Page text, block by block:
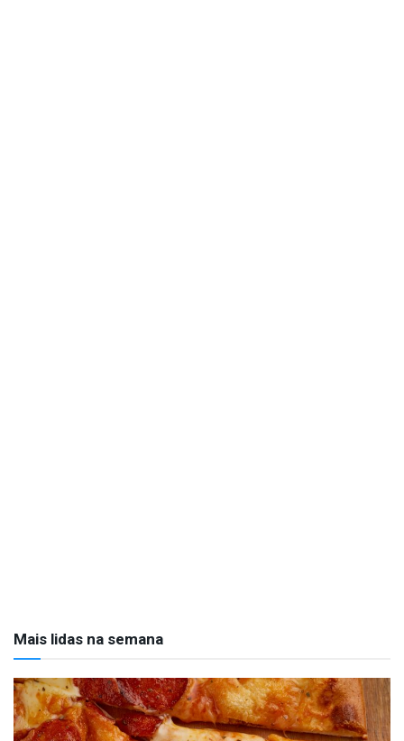
Mais lidas na semana